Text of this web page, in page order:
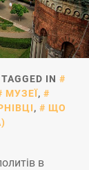
TAGGED IN
МУЗЕЇ,
,
ЩО
в